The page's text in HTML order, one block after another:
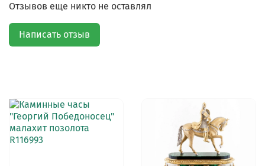
Отзывов еще никто не оставлял
Написать отзыв